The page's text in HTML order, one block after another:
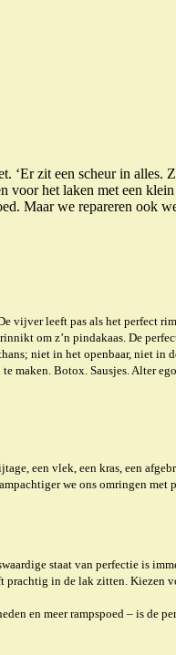
‘Er zit een scheur in alles.
het laken met een
Maar we repareren ook
vijver leeft pas als het perfect
om z’n pindakaas. De
niet in het openbaar, niet in
Botox. Sausjes. Alter
een vlek, een kras, een
we ons omringen met
staat van perfectie is
in de lak zitten. Kiezen
en meer rampspoed – is de